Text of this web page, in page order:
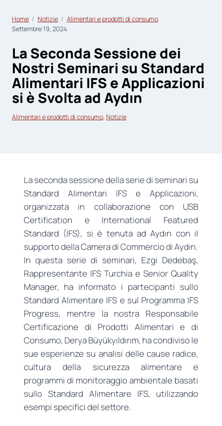
Home Notizie
Alimentari e prodotti di consumo
Settembre 19, 2024
La Seconda Sessione dei
Nostri Seminari su Standard
Alimentari IFS e Applicazioni
si è Svolta ad Aydın
Alimentari e prodotti di consumo, Notizie
La seconda sessione della serie di seminari su
Standard Alimentari IFS e Applicazioni,
organizzata in collaborazione con USB
Certification e International Featured
Standard (IFS), si è tenuta ad Aydın con il
supporto della Camera di Commercio di Aydın.
In questa serie di seminari, Ezgi Dedebaş,
Rappresentante IFS Turchia e Senior Quality
Manager, ha informato i partecipanti sullo
Standard Alimentare IFS e sul Programma IFS
Progress, mentre la nostra Responsabile
Certificazione di Prodotti Alimentari e di
Consumo, Derya Büyükyıldırım, ha condiviso le
sue esperienze su analisi delle cause radice,
cultura della sicurezza alimentare e
programmi di monitoraggio ambientale basati
sullo Standard Alimentare IFS, utilizzando
esempi specifici del settore.